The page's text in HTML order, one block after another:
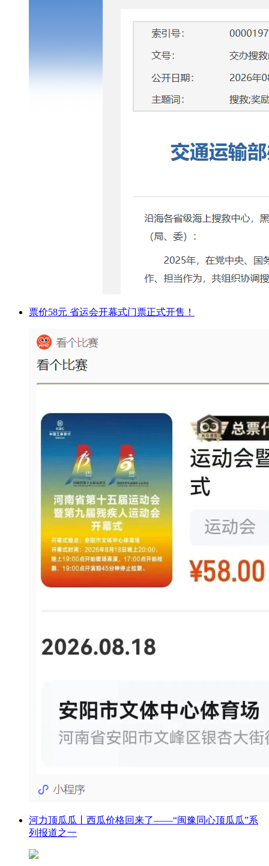
票价58元 省运会开幕式门票正式开售！
河力顶瓜瓜丨西瓜价格回来了——“闽豫同心顶瓜瓜”系
列报道之一